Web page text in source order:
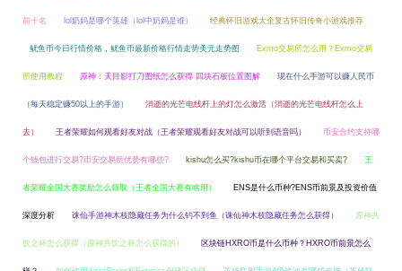
前十名 lol奶妈是哪个英雄（lol中奶妈是谁） 经典怀旧游戏大全复古怀旧传奇小游戏推荐
鱿鱼币今日行情价格，鱿鱼币最新价格行情走势美元走势图 Exmo交易所怎么用？Exmo交易
所使用教程 原神：天目影打刀图纸怎么获得 四块石板位置图解 现在什么手游可以赚人民币
（每天稳定赚50以上的手游） 消逝的光芒电线杆上的灯怎么激活（消逝的光芒电线杆怎么上
去） 王者荣耀如何观看好友对战（王者荣耀观看好友对战可以听到语音吗） 币安合约支持哪
个钱包进行交易?币安交易所优势有哪些? kishu怎么买?kishu币在哪个平台交易和买卖? 王
者荣耀全国大赛奖励怎么领取（王者全国大赛有啥用） ENS是什么币种?ENS币前景及投资价值
深度分析 诛仙手游神木枝隐藏任务为什么钓不到鱼（诛仙神木枝隐藏任务怎么获得） 原神共
饮之杯怎么获得（原神共饮之杯怎么获得的） 区块链HXRO币是什么币种？HXRO币前景怎么